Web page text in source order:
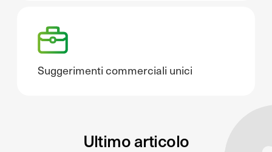
Suggerimenti commerciali unici
Ultimo articolo